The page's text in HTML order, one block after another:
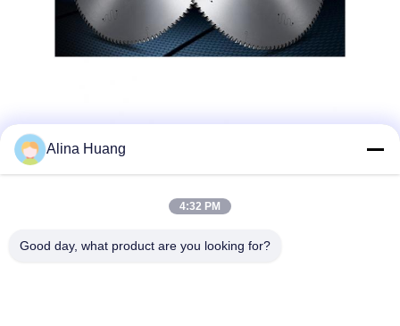
Alina Huang
4:32 PM
Good day, what product are you looking for?